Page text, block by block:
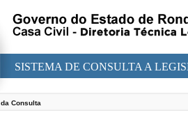
SISTEMA DE CONSULTA A
Consulta